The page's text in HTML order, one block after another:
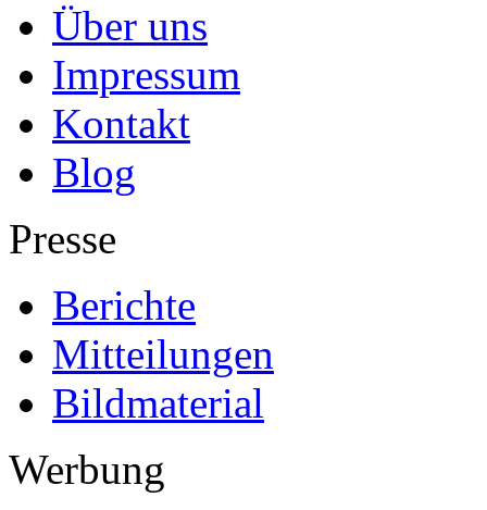
Über uns
Impressum
Kontakt
Blog
Presse
Berichte
Mitteilungen
Bildmaterial
Werbung